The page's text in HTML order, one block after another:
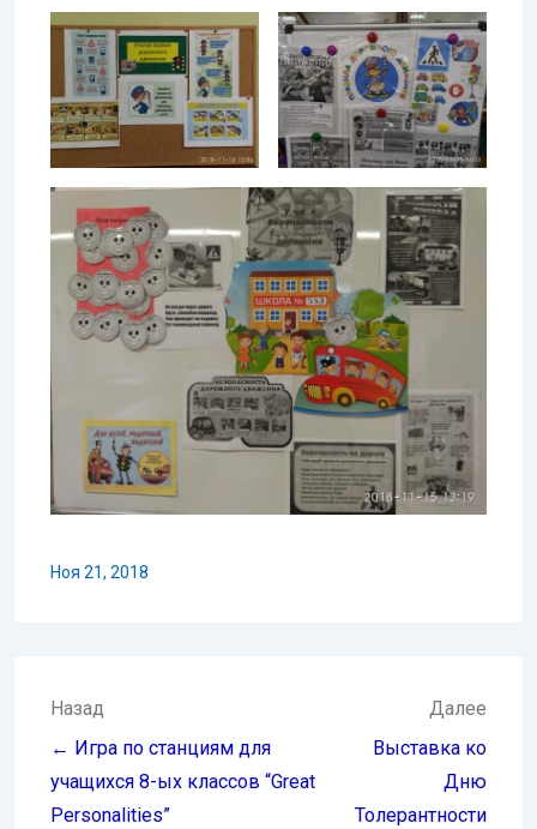
Ноя 21, 2018
Навигация
по
записям
Назад
← Игра по станциям для
учащихся 8-ых классов “Great
Personalities”
Далее
Выставка ко
Дню
Толерантности